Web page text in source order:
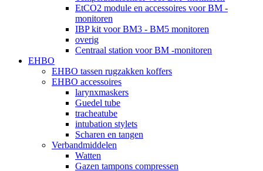
EtCO2 module en accessoires voor BM -
monitoren
IBP kit voor BM3 - BM5 monitoren
overig
Centraal station voor BM -monitoren
EHBO
EHBO tassen rugzakken koffers
EHBO accessoires
larynxmaskers
Guedel tube
tracheatube
intubation stylets
Scharen en tangen
Verbandmiddelen
Watten
Gazen tampons compressen